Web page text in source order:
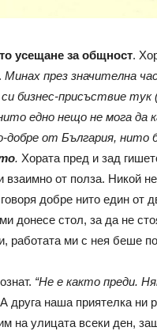
усещане за общност.
Минах през значителна
бизнес-присъствие тук
едно нещо не мога да
добре от България,
. Хората пред и зад
взаимно от полза. Никой
добре нито един от
донесе стол, за да не
работата ми с нея беше
“Не е както преди.
друга наша приятелка ни
на улицата всеки ден,